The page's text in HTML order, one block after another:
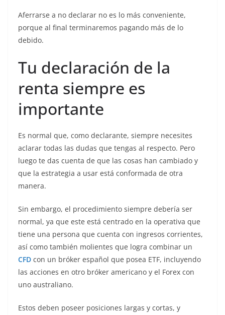
Aferrarse a no declarar no es lo más conveniente,
porque al final terminaremos pagando más de lo
debido.
Tu declaración de la
renta siempre es
importante
Es normal que, como declarante, siempre necesites
aclarar todas las dudas que tengas al respecto. Pero
luego te das cuenta de que las cosas han cambiado y
que la estrategia a usar está conformada de otra
manera.
Sin embargo, el procedimiento siempre debería ser
normal, ya que este está centrado en la operativa que
tiene una persona que cuenta con ingresos corrientes,
así como también molientes que logra combinar un
CFD con un bróker español que posea ETF, incluyendo
las acciones en otro bróker americano y el Forex con
uno australiano.
Estos deben poseer posiciones largas y cortas, y